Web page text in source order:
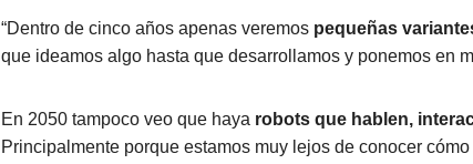
“Dentro de cinco años apenas veremos pequeñas
que ideamos algo hasta que desarrollamos y ponemos en
En 2050 tampoco veo que haya robots que hablen,
Principalmente porque estamos muy lejos de conocer